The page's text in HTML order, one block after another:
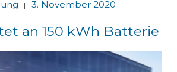
| 3. November 2020
an 150 kWh Batterie